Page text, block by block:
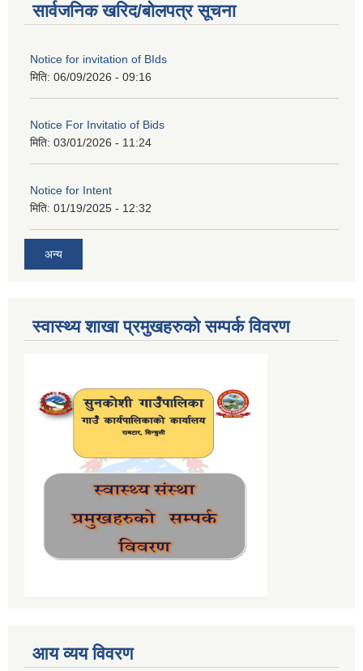
सार्वजनिक खरिद/बोलपत्र सूचना
Notice for invitation of BIds
मिति: 06/09/2026 - 09:16
Notice For Invitatio of Bids
मिति: 03/01/2026 - 11:24
Notice for Intent
मिति: 01/19/2025 - 12:32
अन्य
स्वास्थ्य शाखा प्रमुखहरुको सम्पर्क विवरण
आय व्यय विवरण